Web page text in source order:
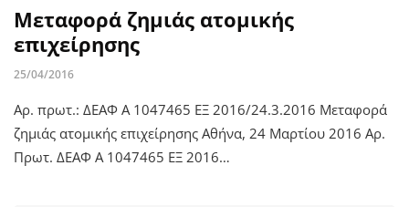
Μεταφορά ζημιάς ατομικής
επιχείρησης
25/04/2016
Αρ. πρωτ.: ΔΕΑΦ Α 1047465 ΕΞ 2016/24.3.2016 Μεταφορά
ζημιάς ατομικής επιχείρησης Αθήνα, 24 Μαρτίου 2016 Αρ.
Πρωτ. ΔΕΑΦ Α 1047465 ΕΞ 2016…